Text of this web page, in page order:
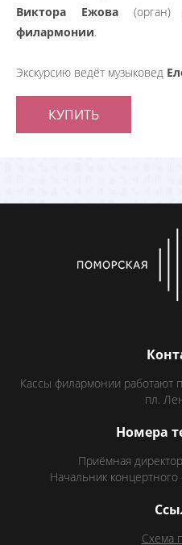
Виктора Ежова
филармонии.
Экскурсию ведёт музыковед
КУПИТЬ
Кассы филармонии работают
пл.
Номера
Приёмная
Начальник
Схема